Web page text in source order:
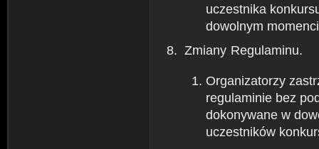
uczestnika
dowolnym
Zmiany Regulaminu.
Organizatorzy
regulaminie bez
dokonywane w
uczestników